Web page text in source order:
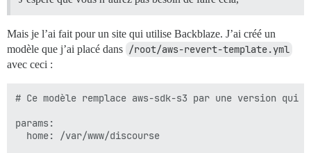
Mais je l’ai fait pour un site qui utilise Backblaze. J’ai créé un
modèle que j’ai placé dans /root/aws-revert-template.yml
avec ceci :
# Ce modèle remplace aws-sdk-s3 par une version qui
params:
  home: /var/www/discourse